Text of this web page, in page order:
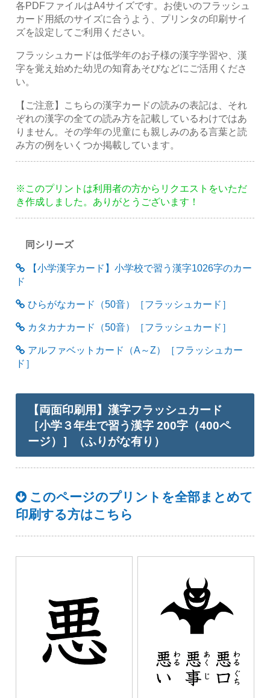
各PDFファイルはA4サイズです。お使いのフラッシュ
カード用紙のサイズに合うよう、プリンタの印刷サイ
ズを設定してご利用ください。
フラッシュカードは低学年のお子様の漢字学習や、漢
字を覚え始めた幼児の知育あそびなどにご活用くださ
い。
【ご注意】こちらの漢字カードの読みの表記は、それ
ぞれの漢字の全ての読み方を記載しているわけではあ
りません。その学年の児童にも親しみのある言葉と読
み方の例をいくつか掲載しています。
※このプリントは利用者の方からリクエストをいただ
き作成しました。ありがとうございます！
同シリーズ
【小学漢字カード】小学校で習う漢字1026字のカー
ド
ひらがなカード（50音）［フラッシュカード］
カタカナカード（50音）［フラッシュカード］
アルファベットカード（A～Z）［フラッシュカー
ド］
【両面印刷用】漢字フラッシュカード
［小学３年生で習う漢字 200字（400ペ
ージ）］（ふりがな有り）
このページのプリントを全部まとめて
印刷する方はこちら